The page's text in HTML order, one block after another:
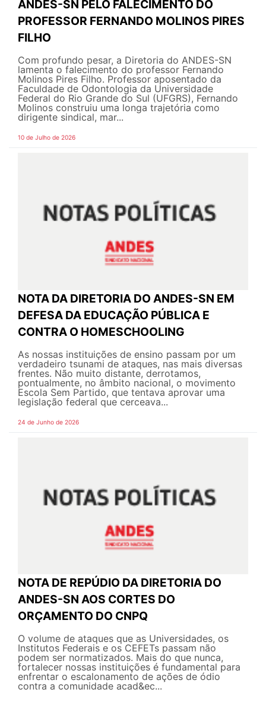
ANDES-SN PELO FALECIMENTO DO
PROFESSOR FERNANDO MOLINOS PIRES
FILHO
Com profundo pesar, a Diretoria do ANDES-SN
lamenta o falecimento do professor Fernando
Molinos Pires Filho. Professor aposentado da
Faculdade de Odontologia da Universidade
Federal do Rio Grande do Sul (UFGRS), Fernando
Molinos construiu uma longa trajetória como
dirigente sindical, mar...
10 de Julho de 2026
NOTA DA DIRETORIA DO ANDES-SN EM
DEFESA DA EDUCAÇÃO PÚBLICA E
CONTRA O HOMESCHOOLING
As nossas instituições de ensino passam por um
verdadeiro tsunami de ataques, nas mais diversas
frentes. Não muito distante, derrotamos,
pontualmente, no âmbito nacional, o movimento
Escola Sem Partido, que tentava aprovar uma
legislação federal que cerceava...
24 de Junho de 2026
NOTA DE REPÚDIO DA DIRETORIA DO
ANDES-SN AOS CORTES DO
ORÇAMENTO DO CNPQ
O volume de ataques que as Universidades, os
Institutos Federais e os CEFETs passam não
podem ser normatizados. Mais do que nunca,
fortalecer nossas instituições é fundamental para
enfrentar o escalonamento de ações de ódio
contra a comunidade acad&ec...